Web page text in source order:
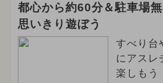
都心から約60分＆駐車場
思いきり遊ぼう
すべり台
にアスレ
楽しもう